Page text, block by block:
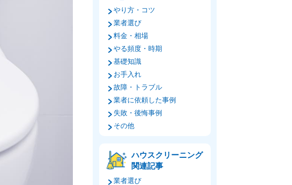
やり方・コツ
業者選び
料金・相場
やる頻度・時期
基礎知識
お手入れ
故障・トラブル
業者に依頼した事例
失敗・後悔事例
その他
ハウスクリーニング
関連記事
業者選び